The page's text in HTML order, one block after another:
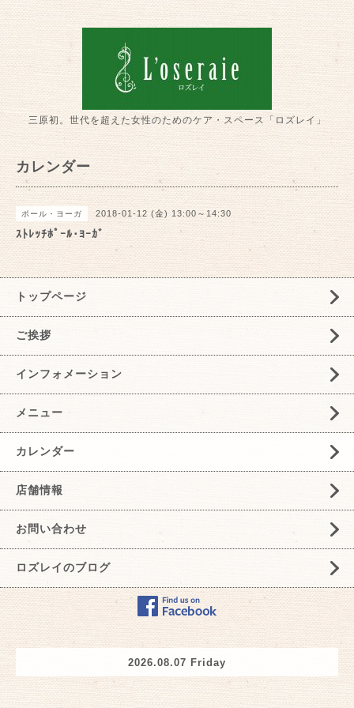
三原初。世代を超えた女性のためのケア・スペース「ロズレイ」
カレンダー
ポール・ヨーガ 2018-01-12 (金) 13:00～14:30
ｽﾄﾚｯﾁﾎﾟｰﾙ･ﾖｰｶﾞ
トップページ
ご挨拶
インフォメーション
メニュー
カレンダー
店舗情報
お問い合わせ
ロズレイのブログ
2026.08.07 Friday